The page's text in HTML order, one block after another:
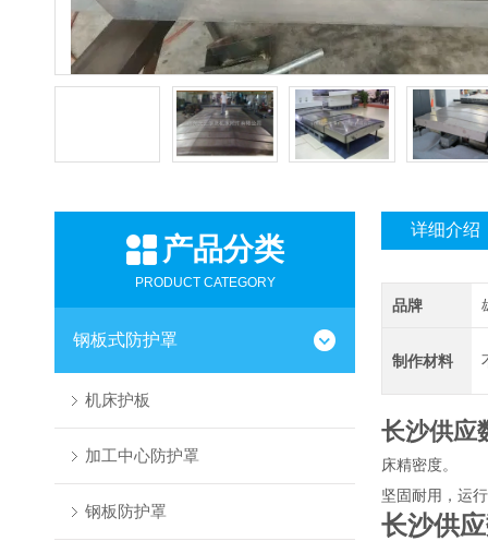
产品分类
PRODUCT CATEGORY
钢板式防护罩
机床护板
加工中心防护罩
钢板防护罩
详细介绍
品牌
制作材料
长沙供应
床精密度。
坚固耐用，运
长沙供